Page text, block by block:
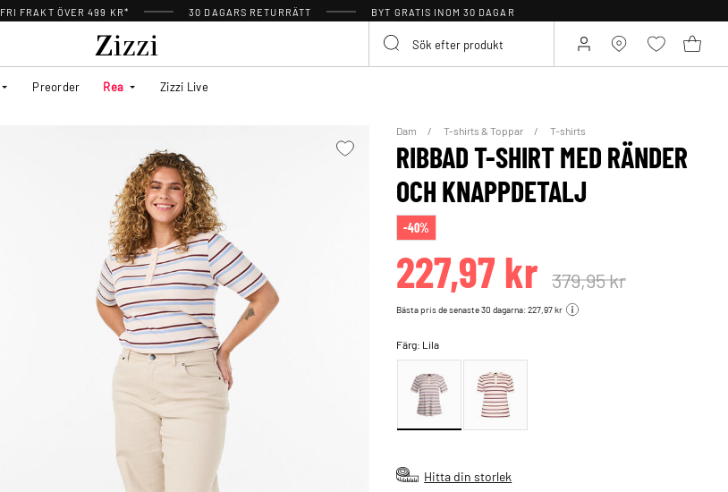
FRI FRAKT ÖVER 499 KR* 30 DAGARS RETURRÄTT BYT GRATIS INOM 30 DAGAR
Preorder Rea Zizzi Live
Dam T-shirts & Toppar T-shirts
RIBBAD T-SHIRT MED RÄNDER
OCH KNAPPDETALJ
-40%
227,97 kr 379,95 kr
Bästa pris de senaste 30 dagarna: 227,97 kr
Färg: Lila
Hitta din storlek